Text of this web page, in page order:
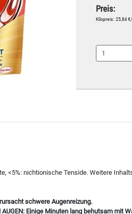
Preis:
Kilopreis: 25,84
<5%: nichtionische Tenside. Weitere
schwere Augenreizung.
Einige Minuten lang behutsam mit